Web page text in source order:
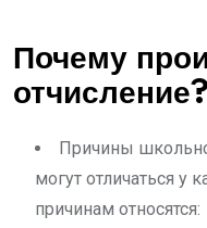
Почему
отчисление?
Причины
могут отличаться у
причинам относятся: